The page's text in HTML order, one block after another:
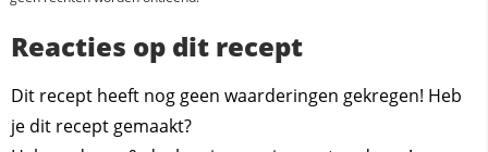
Reacties op dit recept
Dit recept heeft nog geen waarderingen gekregen! Heb
je dit recept gemaakt?